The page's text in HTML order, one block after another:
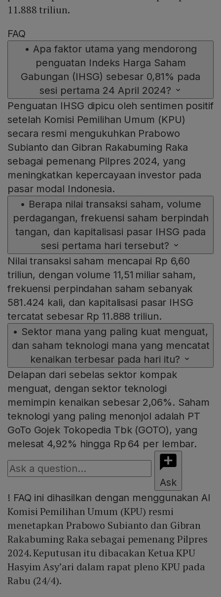
11.888 triliun.
FAQ
• Apa faktor utama yang mendorong
penguatan Indeks Harga Saham
Gabungan (IHSG) sebesar 0,81% pada
sesi pertama 24 April 2024?
Penguatan IHSG dipicu oleh sentimen positif
setelah Komisi Pemilihan Umum (KPU)
secara resmi mengukuhkan Prabowo
Subianto dan Gibran Rakabuming Raka
sebagai pemenang Pilpres 2024, yang
meningkatkan kepercayaan investor pada
pasar modal Indonesia.
• Berapa nilai transaksi saham, volume
perdagangan, frekuensi saham berpindah
tangan, dan kapitalisasi pasar IHSG pada
sesi pertama hari tersebut?
Nilai transaksi saham mencapai Rp 6,60
triliun, dengan volume 11,51 miliar saham,
frekuensi perpindahan saham sebanyak
581.424 kali, dan kapitalisasi pasar IHSG
tercatat sebesar Rp 11.888 triliun.
• Sektor mana yang paling kuat menguat,
dan saham teknologi mana yang mencatat
kenaikan terbesar pada hari itu?
Delapan dari sebelas sektor kompak
menguat, dengan sektor teknologi
memimpin kenaikan sebesar 2,06%. Saham
teknologi yang paling menonjol adalah PT
GoTo Gojek Tokopedia Tbk (GOTO), yang
melesat 4,92% hingga Rp 64 per lembar.
Ask
! FAQ ini dihasilkan dengan menggunakan AI
Komisi Pemilihan Umum (KPU) resmi
menetapkan Prabowo Subianto dan Gibran
Rakabuming Raka sebagai pemenang Pilpres
2024. Keputusan itu dibacakan Ketua KPU
Hasyim Asy’ari dalam rapat pleno KPU pada
Rabu (24/4).